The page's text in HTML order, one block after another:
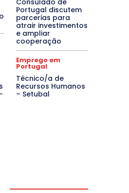
Consulado de
Portugal discutem
parcerias para
atrair investimentos
e ampliar
cooperação
Emprego em
Portugal
Técnico/a de
Recursos Humanos
– Setubal